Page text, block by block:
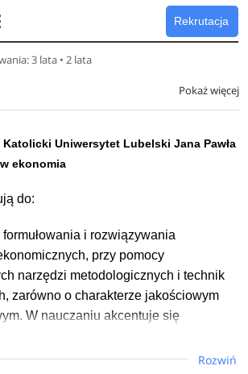
zdobycie profesjonalnego warsztatu
lub specjalisty ds. komunikacji
Rekrutacja
3 lata • 2 lata
Pokaż więcej
Uniwersytet Lubelski Jana Pawła
ekonomia
do:
i rozwiązywania
przy pomocy
narzędzi metodologicznych i technik
zarówno o charakterze jakościowym
W nauczaniu akcentuje się
umiejętności niezbędnych w
Rozwiń